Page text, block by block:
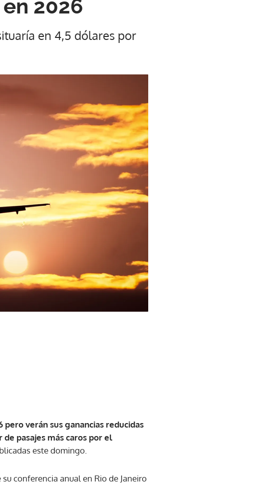
2026
en 4,5 dólares por
pero verán sus ganancias reducidas
pasajes más caros por el
este domingo.
conferencia anual en Rio de Janeiro